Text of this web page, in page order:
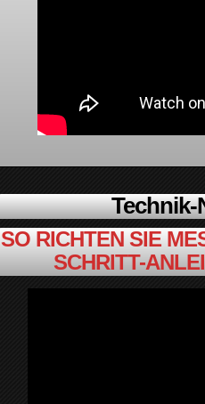
SO RICHTEN SIE
SCHRITT-